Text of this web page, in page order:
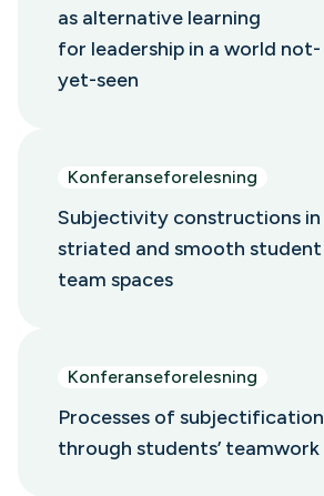
as alternative learning
for leadership in a world not-
yet-seen
Konferanseforelesning
Subjectivity constructions in
striated and smooth student
team spaces
Konferanseforelesning
Processes of subjectification
through students’ teamwork